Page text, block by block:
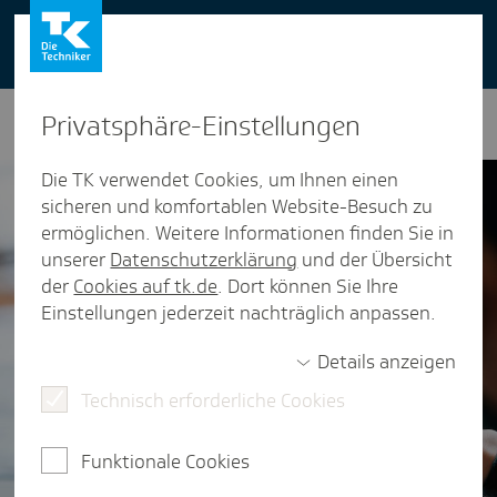
You can also use our website in English -
change to English version
Privat­sphäre-Einstel­lungen
Die TK verwendet Cookies, um Ihnen einen
sicheren und komfortablen Website-Besuch zu
ermöglichen. Weitere Informationen finden Sie in
unserer Datenschutzerklärung und der Übersicht
der Cookies auf tk.de. Dort können Sie Ihre
Einstellungen jederzeit nachträglich anpassen.
Details anzeigen
Technisch erforderliche Cookies
Funktionale Cookies